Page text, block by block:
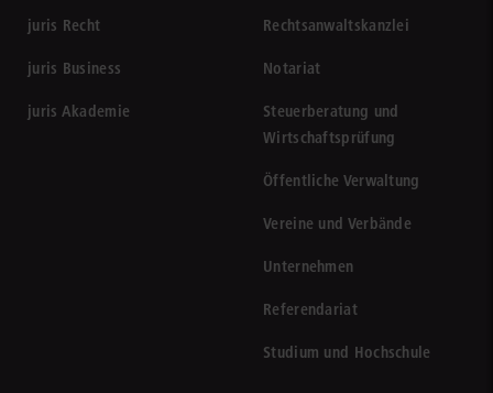
juris Recht
juris Business
juris Akademie
Rechtsanwaltskanzlei
Notariat
Steuerberatung und
Wirtschaftsprüfung
Öffentliche Verwaltung
Vereine und Verbände
Unternehmen
Referendariat
Studium und Hochschule